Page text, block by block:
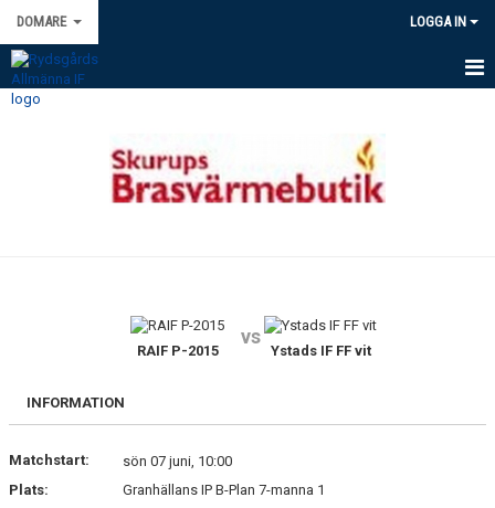
DOMARE LOGGA IN
HEM
RAIF P-2015
vs
Ystads IF FF vit
INFORMATION
Matchstart:
sön 07 juni, 10:00
Plats:
Granhällans IP B-Plan 7-manna 1